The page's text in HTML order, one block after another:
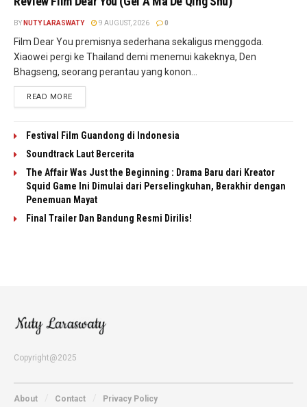
BY NUTY LARASWATY 9 AUGUST, 2026 0
Film Dear You premisnya sederhana sekaligus menggoda.
Xiaowei pergi ke Thailand demi menemui kakeknya, Den
Bhagseng, seorang perantau yang konon...
READ MORE
Festival Film Guandong di Indonesia
Soundtrack Laut Bercerita
The Affair Was Just the Beginning : Drama Baru dari Kreator
Squid Game Ini Dimulai dari Perselingkuhan, Berakhir dengan
Penemuan Mayat
Final Trailer Dan Bandung Resmi Dirilis!
Copyright@2025
About Contact Privacy Policy